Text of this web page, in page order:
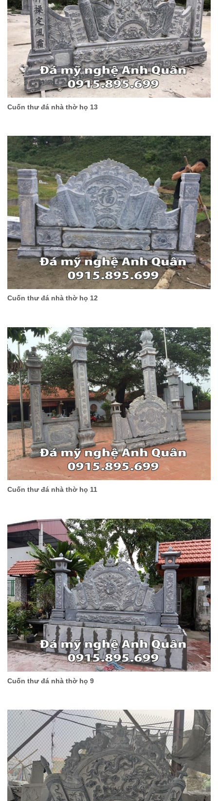
Cuốn thư đá nhà thờ họ 13
Cuốn thư đá nhà thờ họ 12
Cuốn thư đá nhà thờ họ 11
Cuốn thư đá nhà thờ họ 9